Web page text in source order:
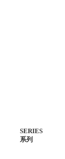
SERIES
系列